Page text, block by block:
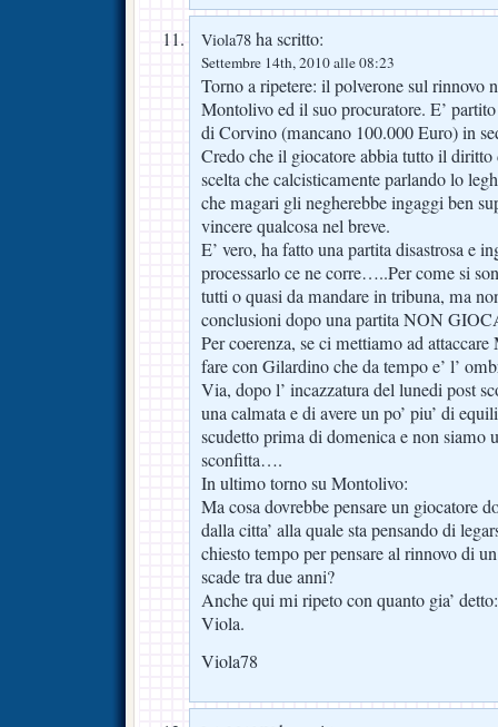
Viola78 ha scritto:
Settembre 14th, 2010 alle 08:23
Torno a ripetere: il polverone sul rinnovo
Montolivo ed il suo procuratore. E’
di Corvino (mancano 100.000 Euro) in
Credo che il giocatore abbia tutto il diritto
scelta che calcisticamente parlando lo
che magari gli negherebbe ingaggi ben
vincere qualcosa nel breve.
E’ vero, ha fatto una partita disastrosa e
processarlo ce ne corre…..Per come si
tutti o quasi da mandare in tribuna, ma
conclusioni dopo una partita NON
Per coerenza, se ci mettiamo ad
fare con Gilardino che da tempo e’ l’
Via, dopo l’ incazzatura del lunedi post
una calmata e di avere un po’ piu’ di
scudetto prima di domenica e non siamo
sconfitta….
In ultimo torno su Montolivo:
Ma cosa dovrebbe pensare un giocatore
dalla citta’ alla quale sta pensando di
chiesto tempo per pensare al rinnovo di
scade tra due anni?
Anche qui mi ripeto con quanto gia’
Viola.
Viola78